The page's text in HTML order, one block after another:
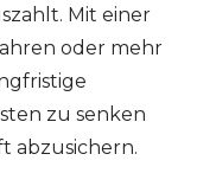
Mit einer
oder mehr
zu senken
abzusichern.